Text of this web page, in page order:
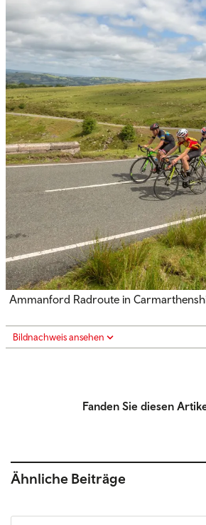
Ammanford Radroute in
Bildnachweis ansehen
Fanden Sie diesen
Ähnliche Beiträge